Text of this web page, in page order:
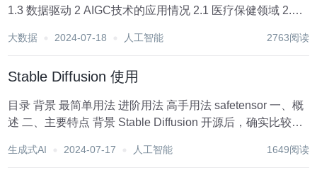
1.3 数据驱动 2 AIGC技术的应用情况 2.1 医疗保健领域 2.2
AIGC技术的未来...
大数据 2024-07-18 人工智能 2763阅读
Stable Diffusion 使用
目录 背景 最简单用法 进阶用法 高手用法 safetensor 一、概
述 二、主要特点 背景 Stable Diffusion 开源后，确实比较
继续介...
生成式AI 2024-07-17 人工智能 1649阅读